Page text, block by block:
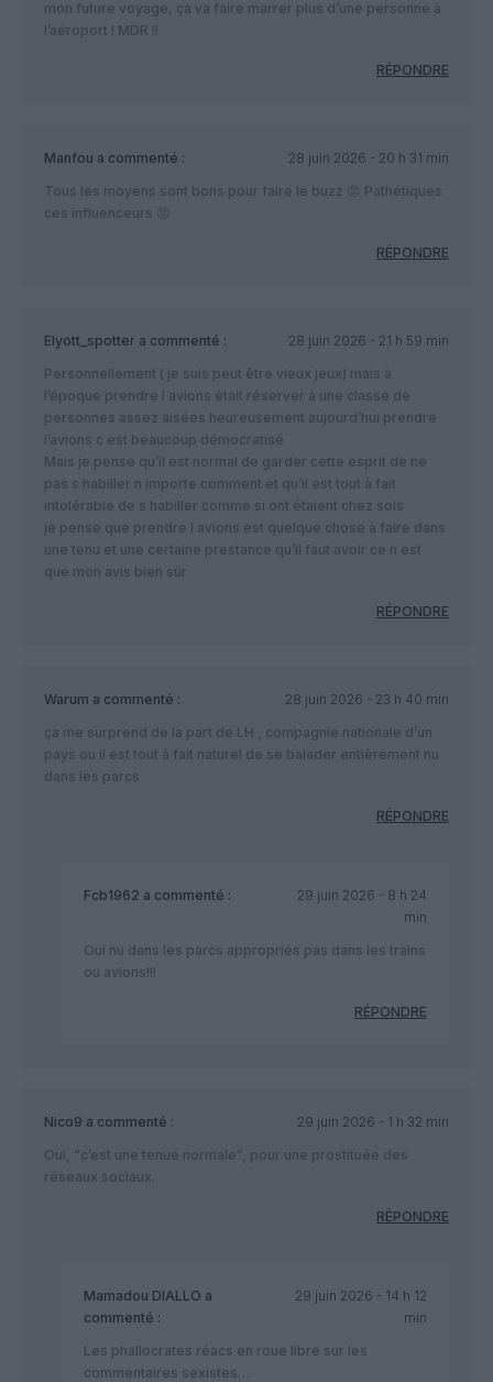
mon future voyage, ça va faire marrer plus d’une personne à
l’aéroport ! MDR !!
RÉPONDRE
Manfou a commenté :
28 juin 2026 - 20 h 31 min
Tous les moyens sont bons pour faire le buzz 😡 Pathétiques
ces influenceurs 😡
RÉPONDRE
Elyott_spotter a commenté :
28 juin 2026 - 21 h 59 min
Personnellement ( je suis peut être vieux jeux) mais à
l’époque prendre l avions était réserver à une classe de
personnes assez aisées heureusement aujourd’hui prendre
l’avions c est beaucoup démocratisé
Mais je pense qu’il est normal de garder cette esprit de ne
pas s habiller n importe comment et qu’il est tout à fait
intolérable de s habiller comme si ont étaient chez sois
je pense que prendre l avions est quelque chose à faire dans
une tenu et une certaine prestance qu’il faut avoir ce n est
que mon avis bien sûr
RÉPONDRE
Warum a commenté :
28 juin 2026 - 23 h 40 min
ça me surprend de la part de LH , compagnie nationale d’un
pays ou il est tout à fait naturel de se balader entièrement nu
dans les parcs
RÉPONDRE
Fcb1962 a commenté :
29 juin 2026 - 8 h 24
min
Oui nu dans les parcs appropriés pas dans les trains
ou avions!!!
RÉPONDRE
Nico9 a commenté :
29 juin 2026 - 1 h 32 min
Oui, “c’est une tenue normale”, pour une prostituée des
réseaux sociaux.
RÉPONDRE
Mamadou DIALLO a
commenté :
29 juin 2026 - 14 h 12
min
Les phallocrates réacs en roue libre sur les
commentaires sexistes…